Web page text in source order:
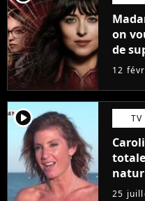
on
de
12
player2 TV
25